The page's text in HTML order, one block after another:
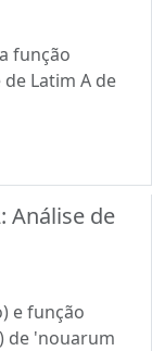
função
Latim A de
Análise de
e função
de 'nouarum